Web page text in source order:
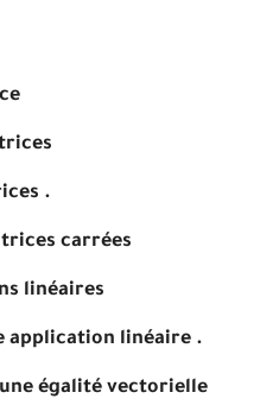
.
carrées
linéaires
application linéaire .
égalité vectorielle